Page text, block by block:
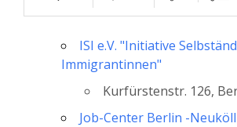
ISI e.V. "Initiative
Immigrantinnen"
Kurfürstenstr. 126,
Job-Center Berlin -